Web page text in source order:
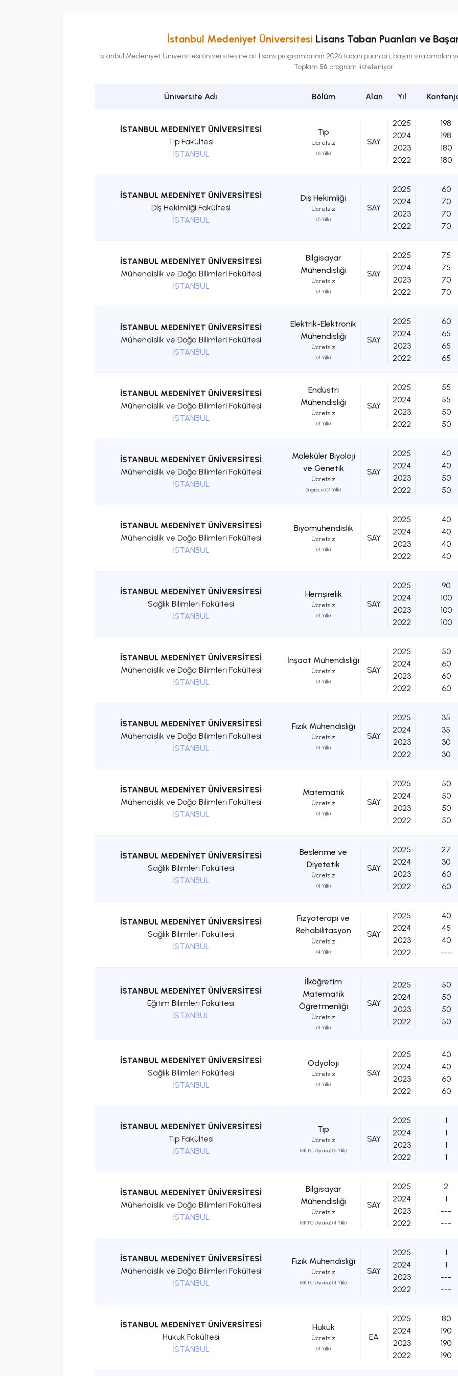
İstanbul Medeniyet Üniversitesi LisansTaban Puanları ve
İstanbul Medeniyet Üniversitesi üniversitesine ait lisansprogramlarının 2026 taban puanları, başarı
Toplam 56 program listeleniyor
Üniversite Adı Bölüm Alan Yıl
İSTANBUL MEDENİYET ÜNİVERSİTESİ
Tıp Fakültesi
İSTANBUL
Tıp
Ücretsiz
(6 Yıllık)
SAY
2025
2024
2023
2022
198
198
180
180
İSTANBUL MEDENİYET ÜNİVERSİTESİ
Diş Hekimliği Fakültesi
İSTANBUL
Diş Hekimliği
Ücretsiz
(5 Yıllık)
SAY
2025
2024
2023
2022
60
70
70
70
İSTANBUL MEDENİYET ÜNİVERSİTESİ
Mühendislik ve Doğa Bilimleri Fakültesi
İSTANBUL
Bilgisayar
Mühendisliği
Ücretsiz
(4 Yıllık)
SAY
2025
2024
2023
2022
75
75
70
70
İSTANBUL MEDENİYET ÜNİVERSİTESİ
Mühendislik ve Doğa Bilimleri Fakültesi
İSTANBUL
Elektrik-Elektronik
Mühendisliği
Ücretsiz
(4 Yıllık)
SAY
2025
2024
2023
2022
60
65
65
65
İSTANBUL MEDENİYET ÜNİVERSİTESİ
Mühendislik ve Doğa Bilimleri Fakültesi
İSTANBUL
Endüstri
Mühendisliği
Ücretsiz
(4 Yıllık)
SAY
2025
2024
2023
2022
55
55
50
50
İSTANBUL MEDENİYET ÜNİVERSİTESİ
Mühendislik ve Doğa Bilimleri Fakültesi
İSTANBUL
Moleküler Biyoloji
ve Genetik
Ücretsiz
(İngilizce) (4 Yıllık)
SAY
2025
2024
2023
2022
40
40
50
50
İSTANBUL MEDENİYET ÜNİVERSİTESİ
Mühendislik ve Doğa Bilimleri Fakültesi
İSTANBUL
Biyomühendislik
Ücretsiz
(4 Yıllık)
SAY
2025
2024
2023
2022
40
40
40
40
İSTANBUL MEDENİYET ÜNİVERSİTESİ
Sağlık Bilimleri Fakültesi
İSTANBUL
Hemşirelik
Ücretsiz
(4 Yıllık)
SAY
2025
2024
2023
2022
90
100
100
100
İSTANBUL MEDENİYET ÜNİVERSİTESİ
Mühendislik ve Doğa Bilimleri Fakültesi
İSTANBUL
İnşaat Mühendisliği
Ücretsiz
(4 Yıllık)
SAY
2025
2024
2023
2022
50
60
60
60
İSTANBUL MEDENİYET ÜNİVERSİTESİ
Mühendislik ve Doğa Bilimleri Fakültesi
İSTANBUL
Fizik Mühendisliği
Ücretsiz
(4 Yıllık)
SAY
2025
2024
2023
2022
35
35
30
30
İSTANBUL MEDENİYET ÜNİVERSİTESİ
Mühendislik ve Doğa Bilimleri Fakültesi
İSTANBUL
Matematik
Ücretsiz
(4 Yıllık)
SAY
2025
2024
2023
2022
50
50
50
50
İSTANBUL MEDENİYET ÜNİVERSİTESİ
Sağlık Bilimleri Fakültesi
İSTANBUL
Beslenme ve
Diyetetik
Ücretsiz
(4 Yıllık)
SAY
2025
2024
2023
2022
27
30
60
60
İSTANBUL MEDENİYET ÜNİVERSİTESİ
Sağlık Bilimleri Fakültesi
İSTANBUL
Fizyoterapi ve
Rehabilitasyon
Ücretsiz
(4 Yıllık)
SAY
2025
2024
2023
2022
40
45
40
---
İSTANBUL MEDENİYET ÜNİVERSİTESİ
Eğitim Bilimleri Fakültesi
İSTANBUL
İlköğretim
Matematik
Öğretmenliği
Ücretsiz
(4 Yıllık)
SAY
2025
2024
2023
2022
50
50
50
50
İSTANBUL MEDENİYET ÜNİVERSİTESİ
Sağlık Bilimleri Fakültesi
İSTANBUL
Odyoloji
Ücretsiz
(4 Yıllık)
SAY
2025
2024
2023
2022
40
40
60
60
İSTANBUL MEDENİYET ÜNİVERSİTESİ
Tıp Fakültesi
İSTANBUL
Tıp
Ücretsiz
(KKTC Uyruklu) (6 Yıllık)
SAY
2025
2024
2023
2022
1
1
1
1
İSTANBUL MEDENİYET ÜNİVERSİTESİ
Mühendislik ve Doğa Bilimleri Fakültesi
İSTANBUL
Bilgisayar
Mühendisliği
Ücretsiz
(KKTC Uyruklu) (4 Yıllık)
SAY
2025
2024
2023
2022
2
1
---
---
İSTANBUL MEDENİYET ÜNİVERSİTESİ
Mühendislik ve Doğa Bilimleri Fakültesi
İSTANBUL
Fizik Mühendisliği
Ücretsiz
(KKTC Uyruklu) (4 Yıllık)
SAY
2025
2024
2023
2022
1
1
---
---
İSTANBUL MEDENİYET ÜNİVERSİTESİ
Hukuk Fakültesi
İSTANBUL
Hukuk
Ücretsiz
(4 Yıllık)
EA
2025
2024
2023
2022
80
190
190
190